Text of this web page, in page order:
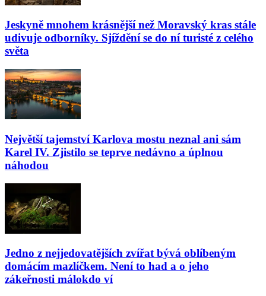
Jeskyně mnohem krásnější než Moravský kras stále
udivuje odborníky. Sjíždění se do ní turisté z celého
světa
Největší tajemství Karlova mostu neznal ani sám
Karel IV. Zjistilo se teprve nedávno a úplnou
náhodou
Jedno z nejjedovatějších zvířat bývá oblíbeným
domácím mazlíčkem. Není to had a o jeho
zákeřnosti málokdo ví